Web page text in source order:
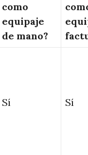
como
equipaje
de mano?
Sí Sí